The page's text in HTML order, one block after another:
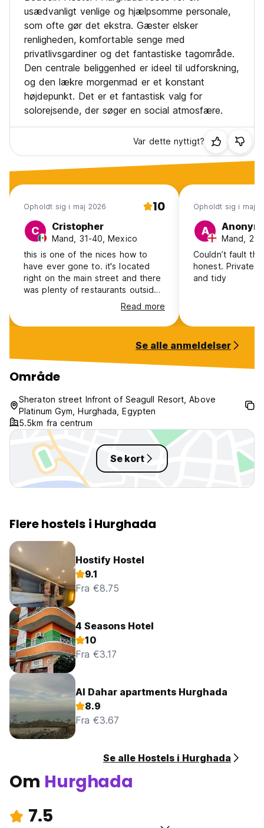
usædvanligt venlige og hjælpsomme personale,
som ofte gør det ekstra. Gæster elsker
renligheden, komfortable senge med
privatlivsgardiner og det fantastiske tagområde.
Den centrale beliggenhed er ideel til udforskning,
og den lækre morgenmad er et konstant
højdepunkt. Det er et fantastisk valg for
solorejsende, der søger en social atmosfære.
Var dette nyttigt?
Opholdt sig i maj 2026 10
C Cristopher
Mand, 31-40, Mexico
this is one of the nices how to
have ever gone to. it's located
right on the main street and there
was plenty of restaurants outside
with safe areas. Hurghada is an up
and coming town with great island
beaches and I seriously want to
Read more
Opholdt sig i maj
A Anonym
Mand,
Couldn’t fault
honest. Private
and tidy
Se alle anmeldelser
Område
Sheraton street Infront of Seagull Resort, Above
Platinum Gym, Hurghada, Egypten
5.5km fra centrum
Se kort
Flere hostels i Hurghada
Hostify Hostel
9.1
Fra €8.75
4 Seasons Hotel
10
Fra €3.17
Al Dahar apartments Hurghada
8.9
Fra €3.67
Se alle Hostels i Hurghada
Om Hurghada
7.5